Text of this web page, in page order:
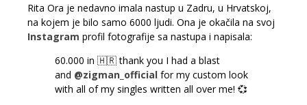
Rita Ora je nedavno imala nastup u Zadru, u Hrvatskoj,
na kojem je bilo samo 6000 ljudi. Ona je okačila na svoj
Instagram profil fotografije sa nastupa i napisala:
60.000 in 🇭🇷 thank you I had a blast
and @zigman_official for my custom look
with all of my singles written all over me! 💞